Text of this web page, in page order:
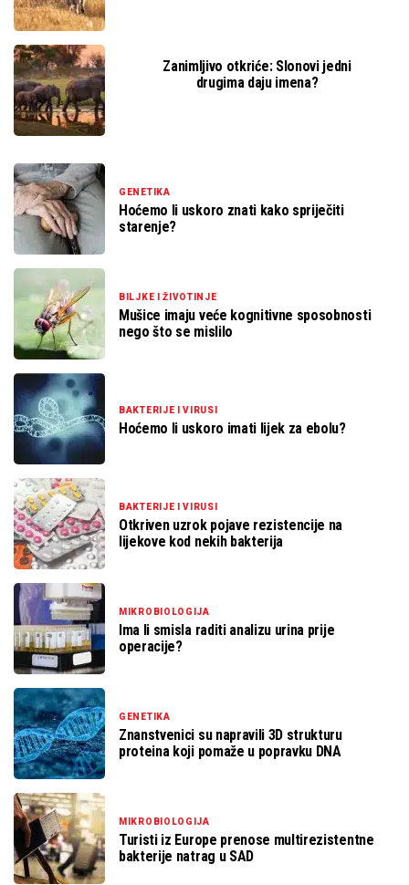
Zanimljivo otkriće: Slonovi jedni
drugima daju imena?
GENETIKA
Hoćemo li uskoro znati kako spriječiti
starenje?
BILJKE I ŽIVOTINJE
Mušice imaju veće kognitivne sposobnosti
nego što se mislilo
BAKTERIJE I VIRUSI
Hoćemo li uskoro imati lijek za ebolu?
BAKTERIJE I VIRUSI
Otkriven uzrok pojave rezistencije na
lijekove kod nekih bakterija
MIKROBIOLOGIJA
Ima li smisla raditi analizu urina prije
operacije?
GENETIKA
Znanstvenici su napravili 3D strukturu
proteina koji pomaže u popravku DNA
MIKROBIOLOGIJA
Turisti iz Europe prenose multirezistentne
bakterije natrag u SAD